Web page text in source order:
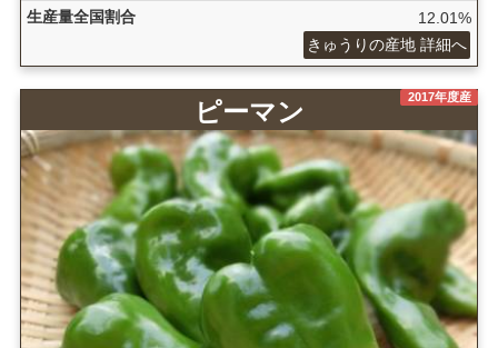
生産量全国割合
12.01%
きゅうりの産地 詳細へ
2017年度産
ピーマン